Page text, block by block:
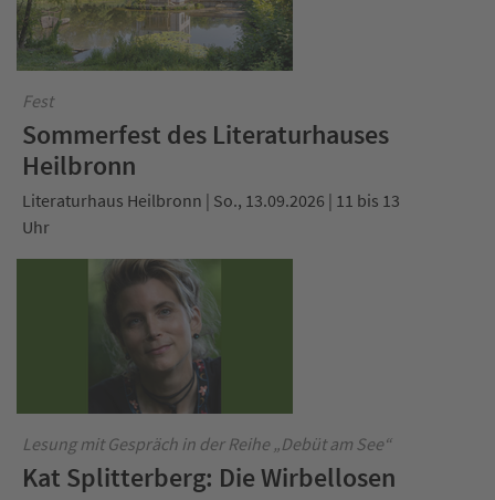
Fest
Sommerfest des Literaturhauses
Heilbronn
Literaturhaus Heilbronn | So., 13.09.2026 | 11 bis 13
Uhr
Lesung mit Gespräch in der Reihe „Debüt am See“
Kat Splitterberg: Die Wirbellosen